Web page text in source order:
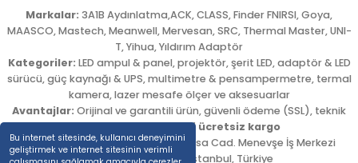
Bu internet sitesinde, kullanıcı deneyimini
geliştirmek ve internet sitesinin verimli
Markalar: 3A1B Aydınlatma,ACK, CLASS, Finder FNIRSI, Goya,
MAASCO, Mastech, Meanwell, Mervesan, SRC, Thermal Master, UNI-
T, Yihua, Yıldırım Adaptör
Kategoriler: LED ampul & panel, projektör, şerit LED, adaptör & LED
sürücü, güç kaynağı & UPS, multimetre & pensampermetre, termal
kamera, lazer mesafe ölçer ve aksesuarlar
Avantajlar: Orijinal ve garantili ürün, güvenli ödeme (SSL), teknik
destek,5.000 TL üzeri ücretsiz kargo
Adres: Emekyemez Mah. Okçumusa Cad. Menevşe İş Merkezi
No:22/58,Beyoğlu/ İstanbul, Türkiye